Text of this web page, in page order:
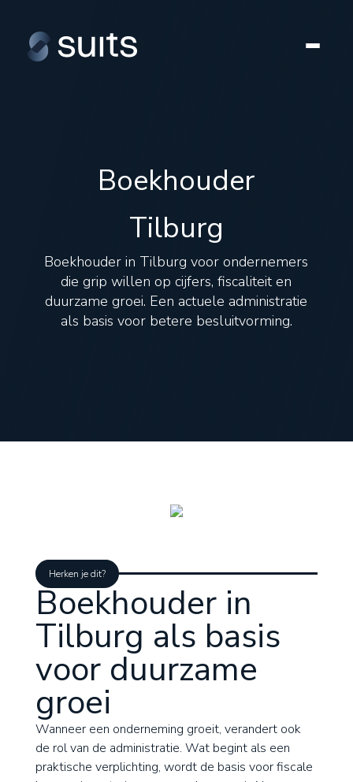
Boekhouder
Tilburg
Boekhouder in Tilburg voor ondernemers
die grip willen op cijfers, fiscaliteit en
duurzame groei. Een actuele administratie
als basis voor betere besluitvorming.
Herken je dit?
Boekhouder in
Tilburg als basis
voor duurzame
groei
Wanneer een onderneming groeit, verandert ook
de rol van de administratie. Wat begint als een
praktische verplichting, wordt de basis voor fiscale